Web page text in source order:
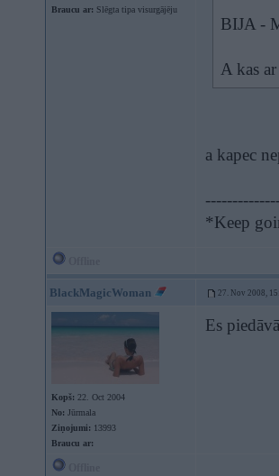
Braucu ar: Slēgta tipa visurgājēju
BIJA -
A kas
a kapec
*Keep
BlackMagicWoman 27. Nov 2008,
Kopš: 22. Oct 2004
No: Jūrmala
Ziņojumi: 13993
Braucu ar:
Es